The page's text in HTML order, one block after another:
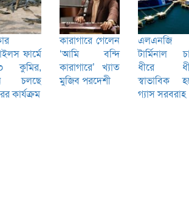
ফার্মে
কুমির,
চলছে
কার্যক্রম
কারাগারে গেলেন
‘আমি বন্দি
কারাগারে’ খ্যাত
মুজিব পরদেশী
এলএনজি
টার্মিনাল
ধীরে
স্বাভাবিক
গ্যাস সরবরাহ